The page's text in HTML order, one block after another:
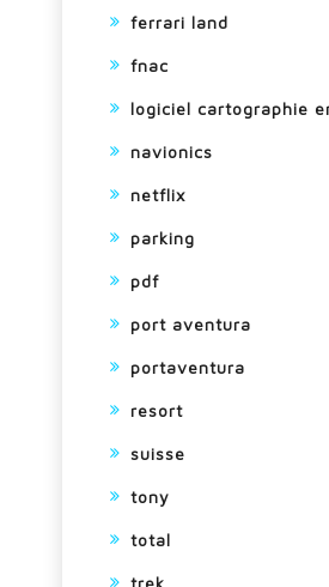
ferrari land
fnac
logiciel cartographie
navionics
netflix
parking
pdf
port aventura
portaventura
resort
suisse
tony
total